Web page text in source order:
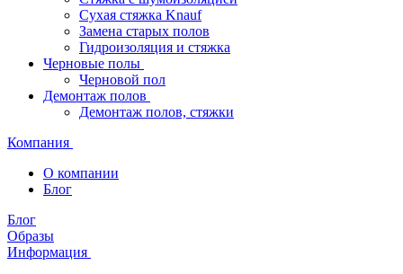
Сухая стяжка Knauf
Замена старых полов
Гидроизоляция и стяжка
Черновые полы
Черновой пол
Демонтаж полов
Демонтаж полов, стяжки
Компания
О компании
Блог
Блог
Образы
Информация